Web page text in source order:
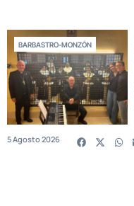
BARBASTRO-MONZÓN
5 Agosto 2026